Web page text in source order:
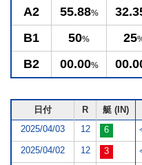
A2
55.88%
B1
50% 25
B2
00.00%
日付 R 艇 (IN)
2025/04/03
12
2025/04/02 12